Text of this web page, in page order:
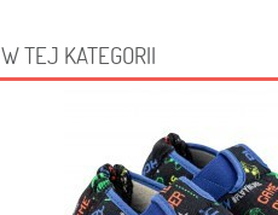
W TEJ KATEGORII